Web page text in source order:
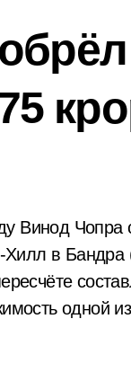
Хилл в
одной